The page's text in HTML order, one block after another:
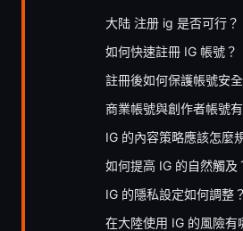
大陆 注册 ig 是否可行？
如何快速註冊 IG 帳號？
註冊後如何保護帳號安全
商業帳號與創作者帳號
IG 的內容策略應該怎麼
如何提高 IG 的自然觸及
IG 的隱私設定如何調整？
在大陸使用 IG 的風險有